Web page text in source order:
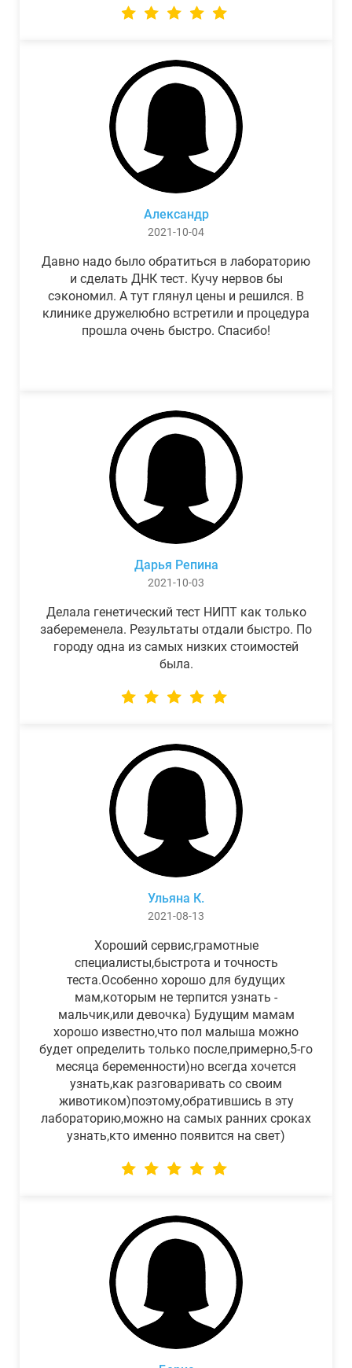
Александр
2021-10-04
Давно надо было обратиться в лабораторию
и сделать ДНК тест. Кучу нервов бы
сэкономил. А тут глянул цены и решился. В
клинике дружелюбно встретили и процедура
прошла очень быстро. Спасибо!
Дарья Репина
2021-10-03
Делала генетический тест НИПТ как только
забеременела. Результаты отдали быстро. По
городу одна из самых низких стоимостей
была.
Ульяна К.
2021-08-13
Хороший сервис,грамотные
специалисты,быстрота и точность
теста.Особенно хорошо для будущих
мам,которым не терпится узнать -
мальчик,или девочка) Будущим мамам
хорошо известно,что пол малыша можно
будет определить только после,примерно,5-го
месяца беременности)но всегда хочется
узнать,как разговаривать со своим
животиком)поэтому,обратившись в эту
лабораторию,можно на самых ранних сроках
узнать,кто именно появится на свет)